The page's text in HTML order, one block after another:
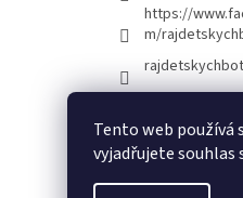
Tento web používá
vyjadřujete souhlas
https://
m/